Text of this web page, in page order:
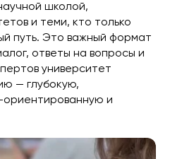
школой,
и теми, кто только
путь. Это важный формат
ответы на вопросы и
университет
— глубокую,
и